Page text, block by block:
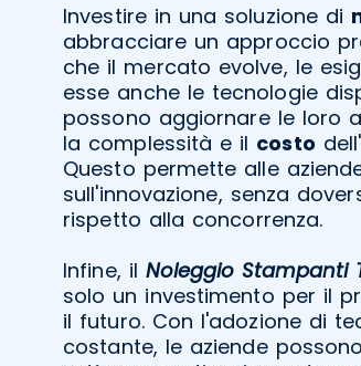
Investire in una soluzione di
abbracciare un approccio
che il mercato evolve, le
esse anche le tecnologie
possono aggiornare le loro
la complessità e il costo
Questo permette alle
sull'innovazione, senza
rispetto alla concorrenza.
Infine, il Noleggio Stampanti
solo un investimento per il
il futuro. Con l'adozione di
costante, le aziende